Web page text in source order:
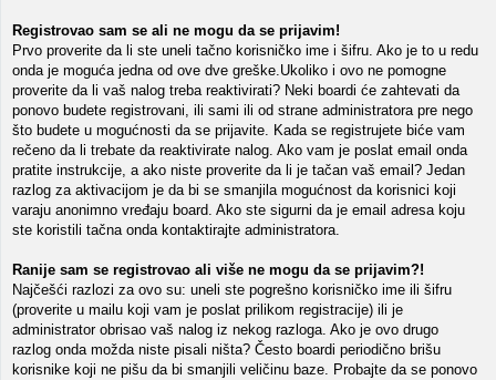
Registrovao sam se ali ne mogu da se prijavim!
Prvo proverite da li ste uneli tačno korisničko ime i šifru. Ako je to u redu
onda je moguća jedna od ove dve greške.Ukoliko i ovo ne pomogne
proverite da li vaš nalog treba reaktivirati? Neki boardi će zahtevati da
ponovo budete registrovani, ili sami ili od strane administratora pre nego
što budete u mogućnosti da se prijavite. Kada se registrujete biće vam
rečeno da li trebate da reaktivirate nalog. Ako vam je poslat email onda
pratite instrukcije, a ako niste proverite da li je tačan vaš email? Jedan
razlog za aktivacijom je da bi se smanjila mogućnost da korisnici koji
varaju anonimno vređaju board. Ako ste sigurni da je email adresa koju
ste koristili tačna onda kontaktirajte administratora.
Ranije sam se registrovao ali više ne mogu da se prijavim?!
Najčešći razlozi za ovo su: uneli ste pogrešno korisničko ime ili šifru
(proverite u mailu koji vam je poslat prilikom registracije) ili je
administrator obrisao vaš nalog iz nekog razloga. Ako je ovo drugo
razlog onda možda niste pisali ništa? Često boardi periodično brišu
korisnike koji ne pišu da bi smanjili veličinu baze. Probajte da se ponovo